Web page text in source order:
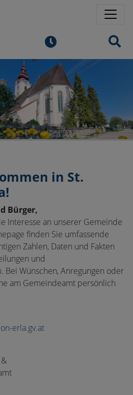
in St.
Bürger,
Interesse an unserer Gemeinde
finden Sie umfassende
Zahlen, Daten und Fakten
und
Bei Wünschen, Anregungen oder
am Gemeindeamt persönlich
erla.gv.at